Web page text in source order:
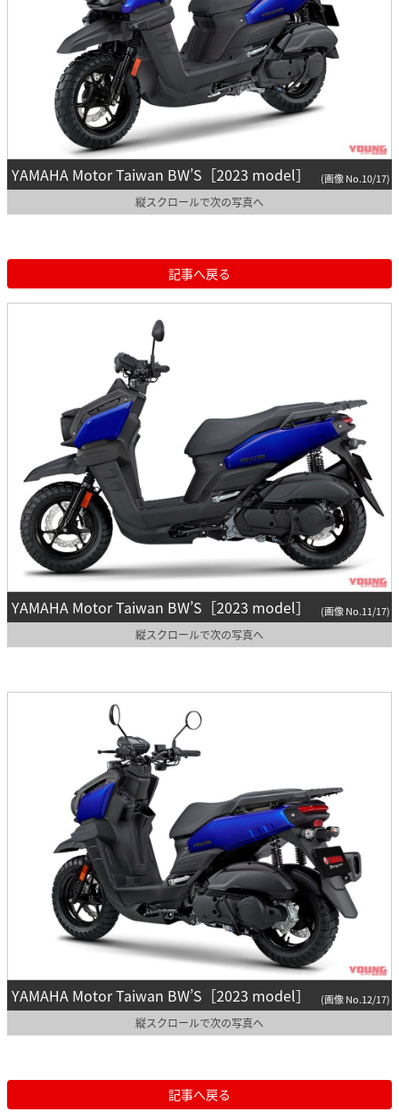
YAMAHA Motor Taiwan BW’S［2023 model］ (画像 No.10/17)
縦スクロールで次の写真へ
記事へ戻る
YAMAHA Motor Taiwan BW’S［2023 model］ (画像 No.11/17)
縦スクロールで次の写真へ
YAMAHA Motor Taiwan BW’S［2023 model］ (画像 No.12/17)
縦スクロールで次の写真へ
記事へ戻る